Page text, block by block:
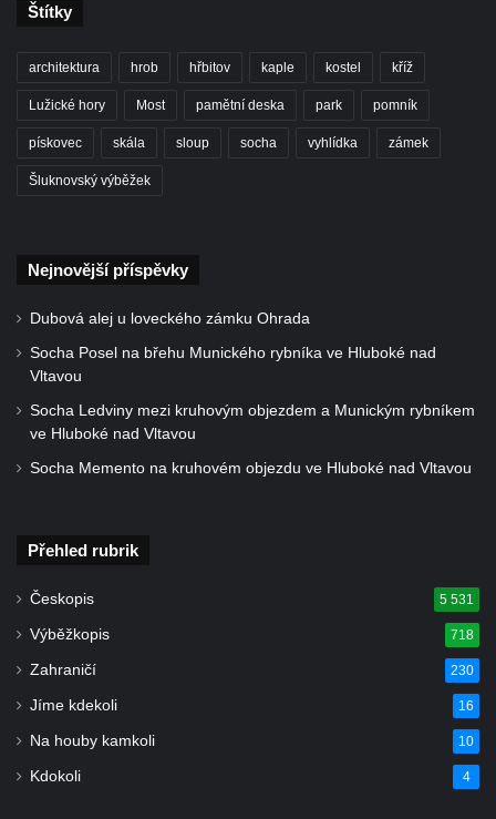
Hrobčicích
Sochy „Klaun a dívenka“ v parku v centru
Hrobčic
Socha vodníka u požární nádrže v
Povodňový sloup II. v Dobříni
Povodňový sloup I. v Dobříni
Pamětní kámen vodního díla Josefův Důl
Lavička Václava Havla v Pardubicích
Lavička Václava Havla v Novém Boru
Lavička Václava Havla v Krásné Lípě
Upoutávka JduHřebenovkou u parkoviště
na Mezní Louce
Kamenný obelisk na vyhlídce u Pravčické
Štítky
architektura hrob hřbitov kaple kostel kříž
Lužické hory Most pamětní deska park pomník
pískovec skála sloup socha vyhlídka zámek
Šluknovský výběžek
Nejnovější příspěvky
Dubová alej u loveckého zámku Ohrada
Socha Posel na břehu Munického rybníka ve Hluboké nad
Vltavou
Socha Ledviny mezi kruhovým objezdem a Munickým rybníkem
ve Hluboké nad Vltavou
Socha Memento na kruhovém objezdu ve Hluboké nad Vltavou
Přehled rubrik
Českopis 5 531
Výběžkopis 718
Zahraničí 230
Jíme kdekoli 16
Na houby kamkoli 10
Kdokoli 4